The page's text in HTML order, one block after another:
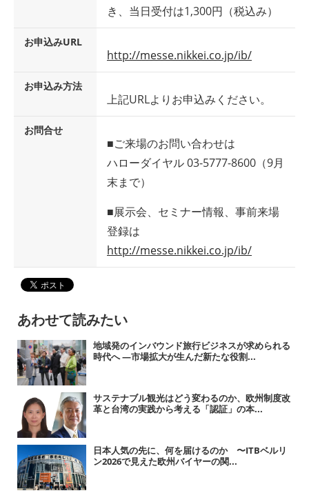
き、当日受付は1,300円（税込み）
お申込みURL
http://messe.nikkei.co.jp/ib/
お申込み方法
上記URLよりお申込みください。
お問合せ
■ご来場のお問い合わせは
ハローダイヤル 03-5777-8600（9月
末まで）
■展示会、セミナー情報、事前来場
登録は
http://messe.nikkei.co.jp/ib/
あわせて読みたい
地域発のインバウンド旅行ビジネスが求められる
時代へ ―市場拡大が生んだ新たな役割...
サステナブル観光はどう変わるのか、欧州制度改
革と台湾の実践から考える「認証」の本...
日本人気の先に、何を届けるのか 〜ITBベルリ
ン2026で見えた欧州バイヤーの関...